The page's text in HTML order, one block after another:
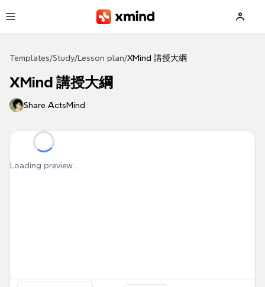
Templates/Study/ Lesson plan/XMind 講授大綱
XMind 講授大綱
Share ActsMind
Loading preview...